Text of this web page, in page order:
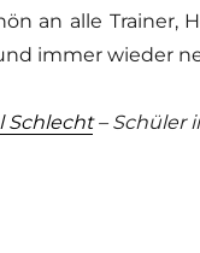
an alle Trainer,
immer wieder
Schlecht– Schüler